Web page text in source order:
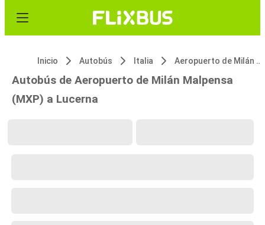
Inicio Autobús Italia Aeropuerto de Milán Malpensa (MXP)
Autobús de Aeropuerto de Milán Malpensa
(MXP) a Lucerna